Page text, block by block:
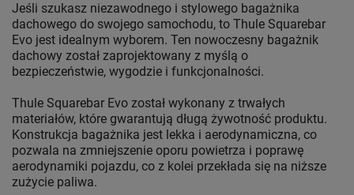
Jeśli szukasz niezawodnego i stylowego bagażnika
dachowego do swojego samochodu, to Thule Squarebar
Evo jest idealnym wyborem. Ten nowoczesny bagażnik
dachowy został zaprojektowany z myślą o
bezpieczeństwie, wygodzie i funkcjonalności.
Thule Squarebar Evo został wykonany z trwałych
materiałów, które gwarantują długą żywotność produktu.
Konstrukcja bagażnika jest lekka i aerodynamiczna, co
pozwala na zmniejszenie oporu powietrza i poprawę
aerodynamiki pojazdu, co z kolei przekłada się na niższe
zużycie paliwa.